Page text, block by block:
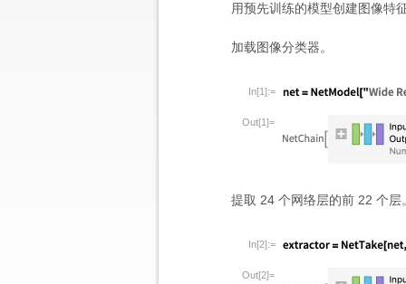
用预先训练的模型创建图像特
加载图像分类器。
In[1]:=
Out[1]=
提取 24 个网络层的前 22 个层
In[2]:=
Out[2]=